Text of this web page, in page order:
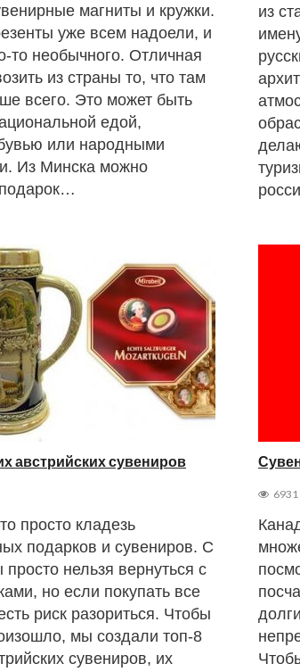
магниты и кружки.
уже всем надоели, и
то необычного. Отличная
из страны то, что там
всего. Это может быть
едой,
или народными
Из Минска можно
из
австрийских сувениров
просто кладезь
подарков и сувениров. С
просто нельзя вернуться с
но если покупать все
риск разориться. Чтобы
мы создали топ-8
сувениров, их
6931